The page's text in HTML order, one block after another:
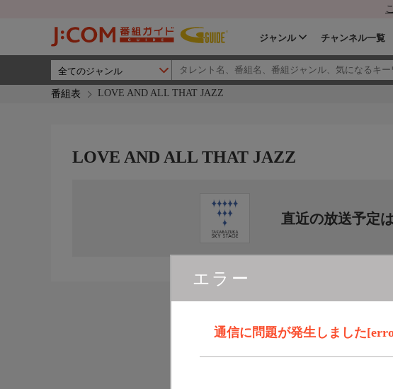
ジャンル チャンネル一覧
番組表 LOVE AND ALL THAT JAZZ
エラー
通信に問題が発生しました
LOVE AND ALL THAT JAZZ
直近の放送予定